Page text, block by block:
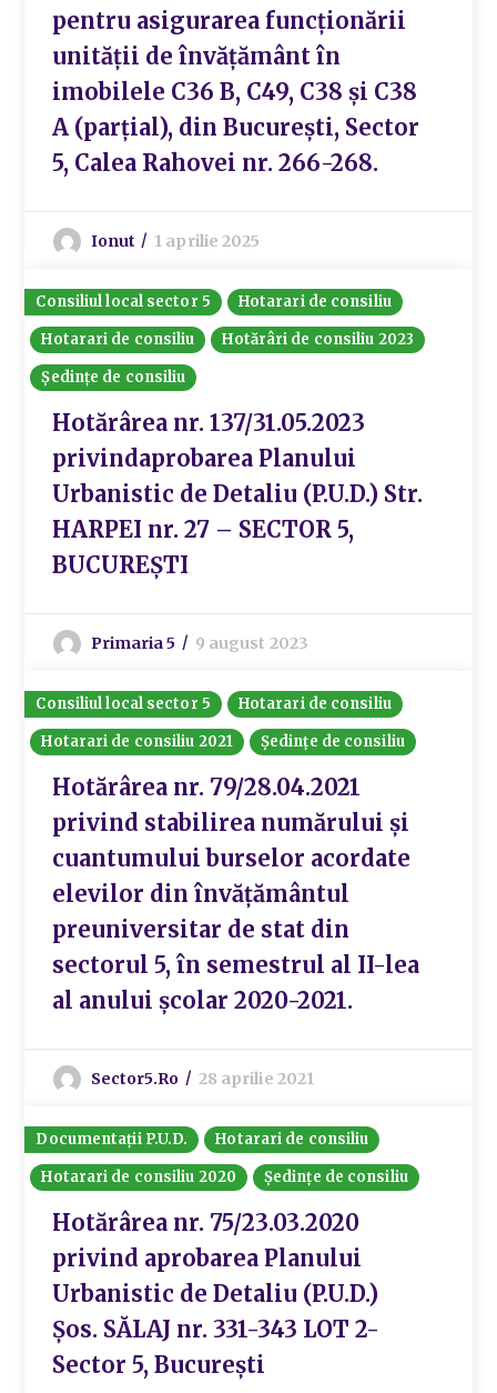
pentru asigurarea funcționării
unității de învățământ în
imobilele C36 B, C49, C38 și C38
A (parțial), din București, Sector
5, Calea Rahovei nr. 266-268.
Ionut 1 aprilie 2025
Consiliul local sector 5
Hotarari de consiliu
Hotarari de consiliu
Hotărâri de consiliu 2023
Ședințe de consiliu
Hotărârea nr. 137/31.05.2023
privindaprobarea Planului
Urbanistic de Detaliu (P.U.D.) Str.
HARPEI nr. 27 – SECTOR 5,
BUCUREȘTI
Primaria 5 9 august 2023
Consiliul local sector 5
Hotarari de consiliu
Hotarari de consiliu 2021
Ședințe de consiliu
Hotărârea nr. 79/28.04.2021
privind stabilirea numărului și
cuantumului burselor acordate
elevilor din învățământul
preuniversitar de stat din
sectorul 5, în semestrul al II-lea
al anului școlar 2020-2021.
Sector5.ro 28 aprilie 2021
Documentații P.U.D.
Hotarari de consiliu
Hotarari de consiliu 2020
Ședințe de consiliu
Hotărârea nr. 75/23.03.2020
privind aprobarea Planului
Urbanistic de Detaliu (P.U.D.)
Șos. SĂLAJ nr. 331-343 LOT 2-
Sector 5, București